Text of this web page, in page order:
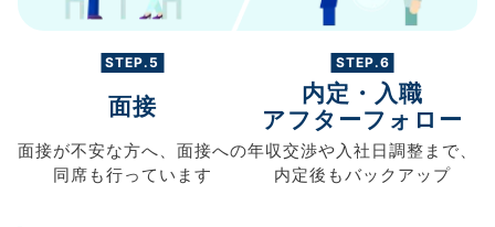
STEP.5
面接
面接が不安な方へ、 面接への
同席も行っています
STEP.6
内定・入職
アフターフォロー
年収交渉や入社日調整まで、
内定後もバックアップ